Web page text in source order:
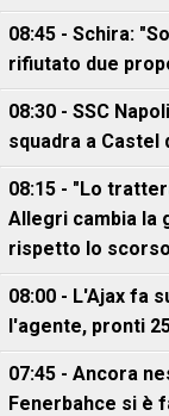
08:45 - Schira:
rifiutato due
08:30 - SSC
squadra a Castel
08:15 - "Lo
Allegri cambia la
rispetto lo
08:00 - L'Ajax fa
l'agente, pronti
07:45 - Ancora
Fenerbahce si è